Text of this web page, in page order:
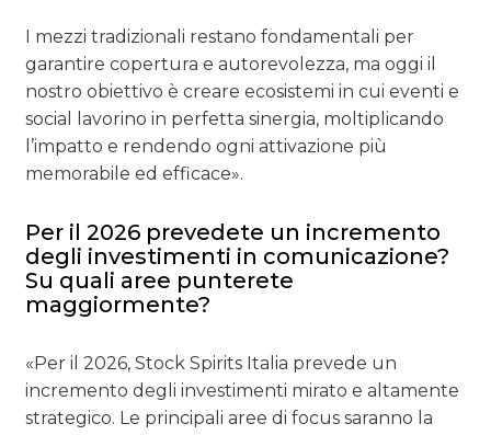
I mezzi tradizionali restano fondamentali per
garantire copertura e autorevolezza, ma oggi il
nostro obiettivo è creare ecosistemi in cui eventi e
social lavorino in perfetta sinergia, moltiplicando
l’impatto e rendendo ogni attivazione più
memorabile ed efficace».
Per il 2026 prevedete un incremento
degli investimenti in comunicazione?
Su quali aree punterete
maggiormente?
«Per il 2026, Stock Spirits Italia prevede un
incremento degli investimenti mirato e altamente
strategico. Le principali aree di focus saranno la